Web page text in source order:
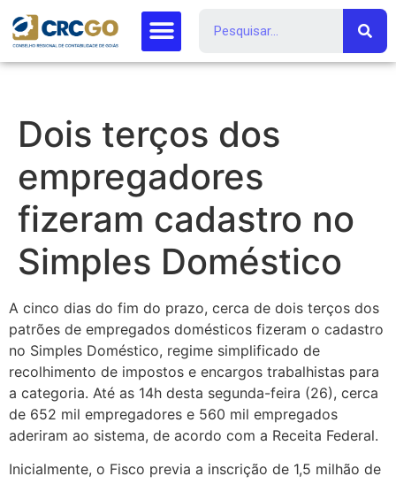
Dois terços dos
empregadores
fizeram cadastro no
Simples Doméstico
A cinco dias do fim do prazo, cerca de dois terços dos
patrões de empregados domésticos fizeram o cadastro
no Simples Doméstico, regime simplificado de
recolhimento de impostos e encargos trabalhistas para
a categoria. Até as 14h desta segunda-feira (26), cerca
de 652 mil empregadores e 560 mil empregados
aderiram ao sistema, de acordo com a Receita Federal.
Inicialmente, o Fisco previa a inscrição de 1,5 milhão de